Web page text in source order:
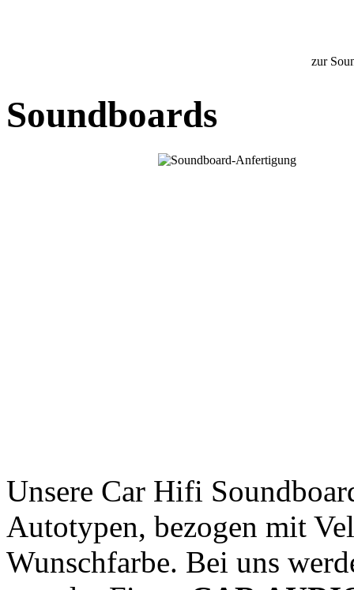
zur
Soundboards
Unsere Car Hifi
Autotypen, bezogen mit
Wunschfarbe. Bei uns